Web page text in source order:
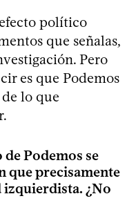
político
que señalas,
Pero
es que Podemos
lo que
Podemos se
que precisamente
izquierdista. ¿No